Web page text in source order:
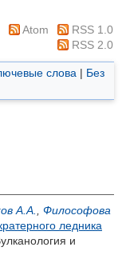
Atom
RSS 1.0
RSS 2.0
слова | Без
А.А.
Философова
ледника
и